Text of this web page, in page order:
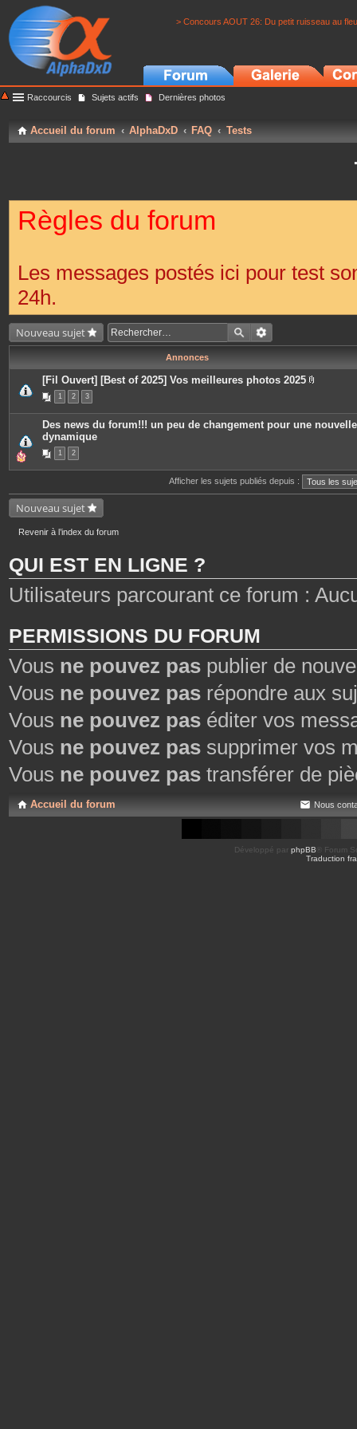
> Concours AOUT 26: Du petit ruisseau au
Raccourcis Sujets actifs Dernières photos
Accueil du forum AlphaDxD FAQ Tests
Règles du forum
Les messages postés ici pour test
24h.
Nouveau sujet
Annonces
[Fil Ouvert] [Best of 2025] Vos meilleures photos 2025
c
e
n
t
e
1 2 3
Des news du forum!!! un peu de changement pour une nouvelle
dynamique
1 2
Afficher les sujets publiés depuis :
Nouveau sujet
Revenir à l’index du forum
QUI EST EN LIGNE ?
Utilisateurs parcourant ce forum :
PERMISSIONS DU FORUM
Vous ne pouvez pas publier de
Vous ne pouvez pas répondre aux
Vous ne pouvez pas éditer vos
Vous ne pouvez pas supprimer vos
Vous ne pouvez pas transférer de
Accueil du forum Nous
Développé par phpBB ® Forum
Traduction